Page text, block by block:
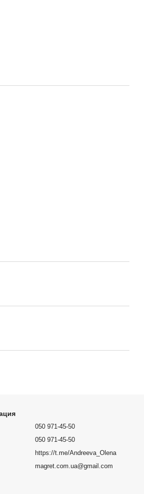
050 971-45-50
050 971-45-50
https://t.me/Andreeva_Olena
magret.com.ua@gmail.com